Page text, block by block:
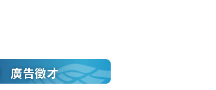
廣告徵才